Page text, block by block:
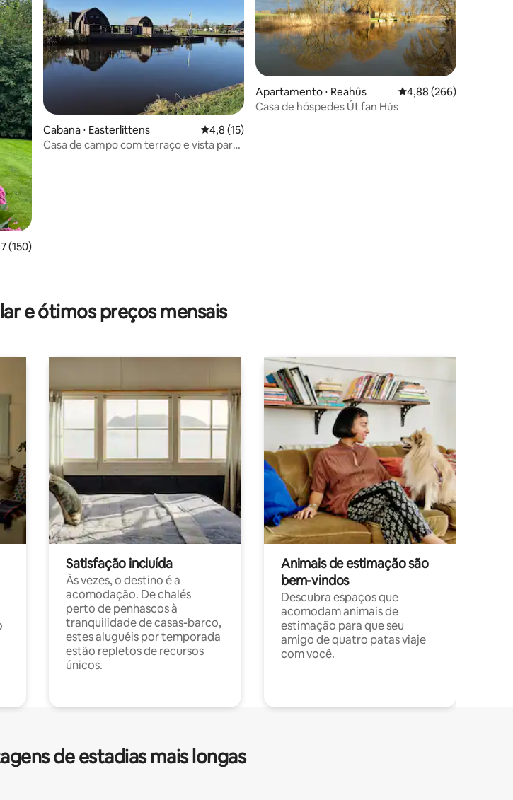
uma avaliação média de 5, 150 avaliações
(150)
Cabana ⋅ Easterlittens 4,8 de uma avaliação média de 5, 15 avaliações
4,8 (15)
Casa de campo com terraço e vista para
Apartamento ⋅ Reahûs 4,88 de uma avaliação
4,88 (266)
Casa de hóspedes Út fan Hús
e ótimos preços mensais
Satisfação incluída
Às vezes, o destino é a
acomodação. De chalés
perto de penhascos à
tranquilidade de casas-barco,
estes aluguéis por temporada
estão repletos de recursos
únicos.
Animais de estimação são
bem-vindos
Descubra espaços que
acomodam animais de
estimação para que seu
amigo de quatro patas viaje
com você.
de estadias mais longas